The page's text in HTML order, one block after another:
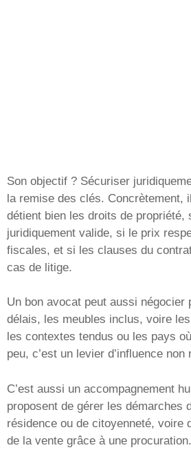
Son objectif ? Sécuriser
la remise des clés. Concrètement,
détient bien les droits de propriété,
juridiquement valide, si le prix
fiscales, et si les clauses du
cas de litige.
Un bon avocat peut aussi négocier
délais, les meubles inclus, voire
les contextes tendus ou les pays
peu, c’est un levier d’influence non
C’est aussi un accompagnement
proposent de gérer les démarches
résidence ou de citoyenneté, voire
de la vente grâce à une procuration.